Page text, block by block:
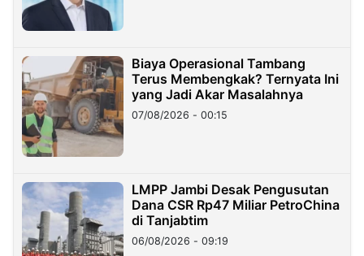
Biaya Operasional Tambang
Terus Membengkak? Ternyata Ini
yang Jadi Akar Masalahnya
07/08/2026 - 00:15
LMPP Jambi Desak Pengusutan
Dana CSR Rp47 Miliar PetroChina
di Tanjabtim
06/08/2026 - 09:19